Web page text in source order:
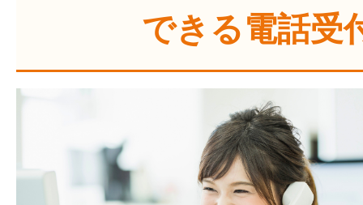
できる電話受